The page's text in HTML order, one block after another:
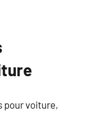
pour voiture,